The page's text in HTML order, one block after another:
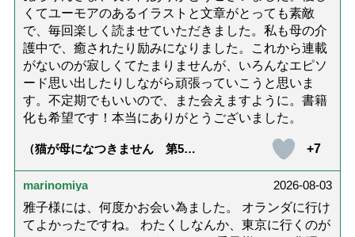
くてユーモアのあるイラストと文章がとっても素敵
で、毎回楽しく読ませていただきました。私も母の介
護中で、癒されたり励みになりました。これから連載
がないのが寂しくてたまりませんが、いろんなエピソ
ード思い出したりしながら頑張っていこうと思いま
す。不定期でもいいので、また会えますように。書籍
化も希望です！本当にありがとうございました。
（猫が母になつきません 第500
+7
marinomiya
2026-08-03
雅子様には、何度かお会い為ました。 オランダに行け
てよかったですね。 わたくしなんか、東京に行くのが